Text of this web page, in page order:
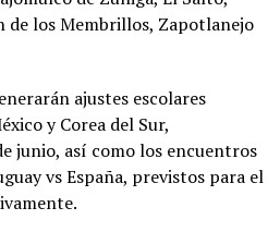
de los Membrillos, Zapotlanejo
ajustes escolares
y Corea del Sur,
junio, así como los encuentros
vs España, previstos para el